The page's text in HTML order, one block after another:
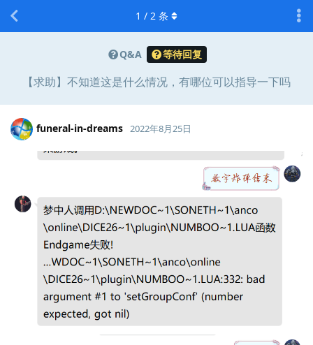
Q&A 等待回复
【求助】不知道这是什么情况，有哪位可以指导一下吗
1 / 2 条
funeral-in-dreams 2022年8月25日